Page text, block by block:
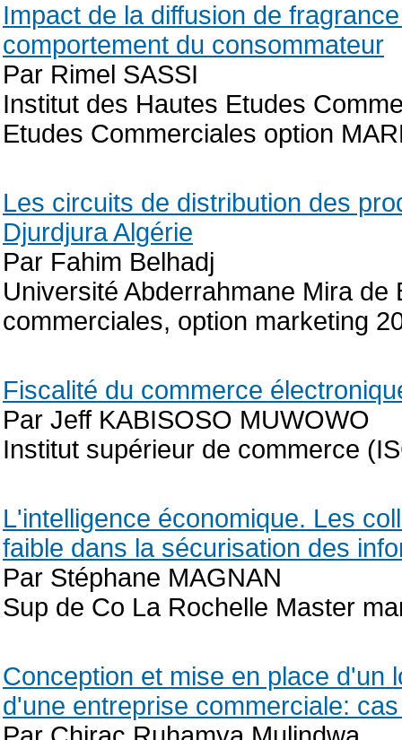
Impact de la diffusion de
comportement du consommateur
Par Rimel SASSI
Institut des Hautes Etudes
Etudes Commerciales option
Les circuits de distribution des
Djurdjura Algérie
Par Fahim Belhadj
Université Abderrahmane Mira
commerciales, option marketing
Fiscalité du commerce
Par Jeff KABISOSO MUWOWO
Institut supérieur de commerce
L'intelligence économique. Les
faible dans la sécurisation des
Par Stéphane MAGNAN
Sup de Co La Rochelle Master
Conception et mise en place d'un
d'une entreprise commerciale: